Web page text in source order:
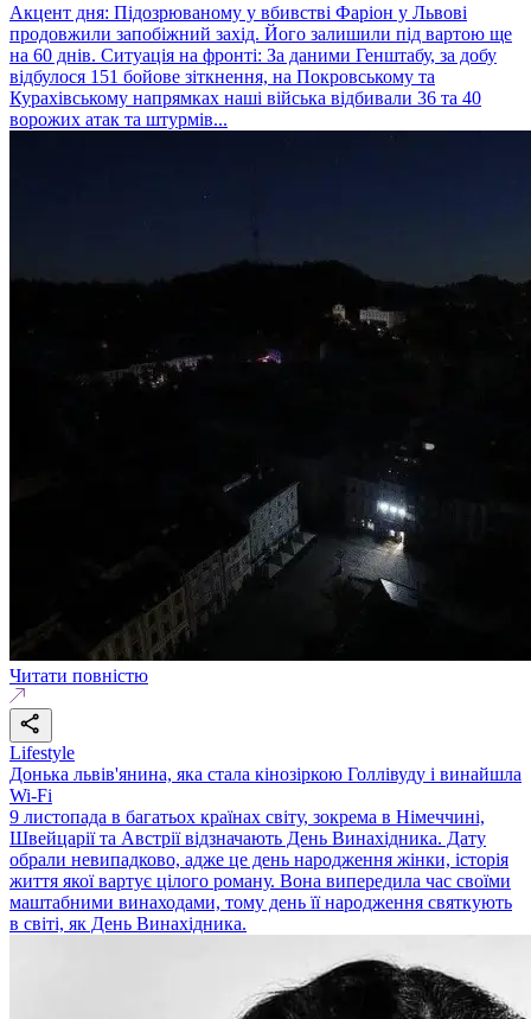
Акцент дня: Підозрюваному у вбивстві Фаріон у Львові
продовжили запобіжний захід. Його залишили під вартою ще
на 60 днів. Ситуація на фронті: За даними Генштабу, за добу
відбулося 151 бойове зіткнення, на Покровському та
Курахівському напрямках наші війська відбивали 36 та 40
ворожих атак та штурмів...
Читати повністю
Lifestyle
Донька львів'янина, яка стала кінозіркою Голлівуду і винайшла
Wi-Fi
9 листопада в багатьох країнах світу, зокрема в Німеччині,
Швейцарії та Австрії відзначають День Винахідника. Дату
обрали невипадково, адже це день народження жінки, історія
життя якої вартує цілого роману. Вона випередила час своїми
маштабними винаходами, тому день її народження святкують
в світі, як День Винахідника.